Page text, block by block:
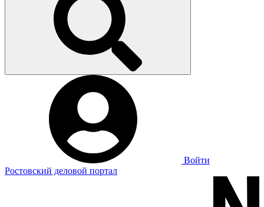
Войти
Ростовский деловой портал